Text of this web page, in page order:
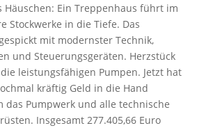
Häuschen: Ein Treppenhaus führt im
Stockwerke in die Tiefe. Das
mit modernster Technik,
und Steuerungsgeräten. Herzstück
leistungsfähigen Pumpen. Jetzt hat
kräftig Geld in die Hand
das Pumpwerk und alle technische
Insgesamt 277.405,66 Euro